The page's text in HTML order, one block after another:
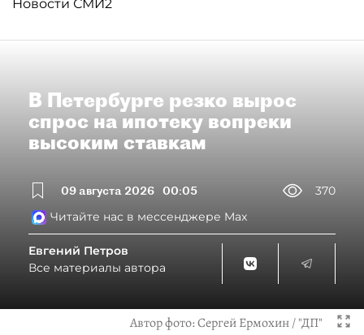
Новости СМИ2
В Петербурге резко вырос
спрос на ипотеку вопреки
высоким ставкам
09 августа 2026 00:05
370
Читайте нас в мессенджере Max
Евгений Петров
Все материалы автора
Автор фото:Сергей Ермохин / "ДП"